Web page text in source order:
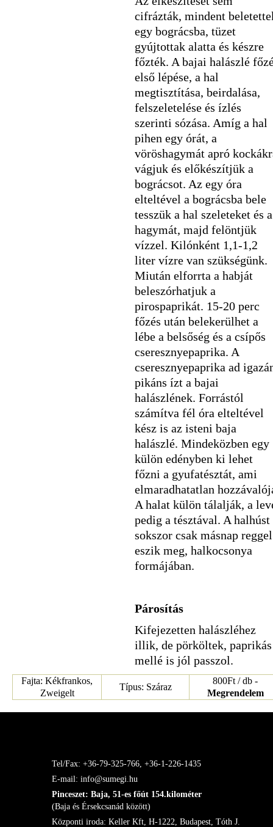
cifrázták, mindent
egy bográcsba, tüzet
gyújtottak alatta és készre
főzték. A bajai halászlé
első lépése, a hal
megtisztítása, beirdalása,
felszeletelése és ízlés
szerinti sózása. Amíg a hal
pihen egy órát, a
vöröshagymát apró
vágjuk és előkészítjük a
bográcsot. Az egy óra
elteltével a bográcsba bele
tesszük a hal szeleteket és a
hagymát, majd felöntjük
vízzel. Kilónként 1,1-1,2
liter vízre van szükségünk.
Miután elforrta a habját
beleszórhatjuk a
pirospaprikát. 15-20 perc
főzés után belekerülhet a
lébe a belsőség és a csípős
cseresznyepaprika. A
cseresznyepaprika ad
pikáns ízt a bajai
halászlének. Forrástól
számítva fél óra elteltével
kész is az isteni baja
halászlé. Mindeközben egy
külön edényben ki lehet
főzni a gyufatésztát, ami
elmaradhatatlan
A halat külön tálalják, a
pedig a tésztával. A halhúst
sokszor csak másnap reggel
eszik meg, halkocsonya
formájában.
Párosítás
Kifejezetten halászléhez
illik, de pörköltek, paprikás
mellé is jól passzol.
Fajta: Kékfrankos,
Zweigelt
Típus: Száraz
800Ft / db -
Megrendelem
Tel/Fax: +36-79-325-766, +36-1-226-1435
E-mail: info@sumegi.hu
Pinceszet: Baja, 51-es főút 154.kilométer
(Baja és Érsekcsanád között)
Központi iroda: Keller Kft, H-1222, Budapest, Tóth J.